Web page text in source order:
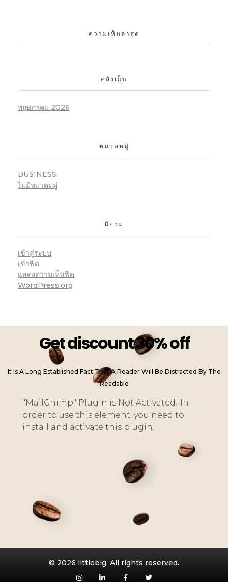
ความเห็นล่าสุด
คลังเก็บ
พฤษภาคม 2026
หมวดหมู่
BUSINESS
ไม่มีหมวดหมู่
นิยาม
เข้าสู่ระบบ
เข้าฟีด
แสดงความเห็นฟีด
WordPress.org
Get discount 30% off
It Is A Long Established Fact That A Reader Will Be Distracted By The
Readable
"MailChimp" Plugin is Not Activated! In
order to use this element, you need to
install and activate this plugin.
© 2026 littlebig. All rights reserved.